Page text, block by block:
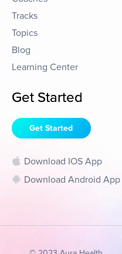
Tracks
Topics
Blog
Learning Center
Get Started
Get Started
Download IOS App
Download Android App